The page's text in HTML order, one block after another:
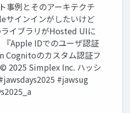
事例とそのアーキテクチ
サインインがしたいけど
イブラリがHosted UIに
『Apple IDでのユーザ認証
Cognitoのカスタム認証フ
2025 Simplex Inc. ハッシ
#jawsug